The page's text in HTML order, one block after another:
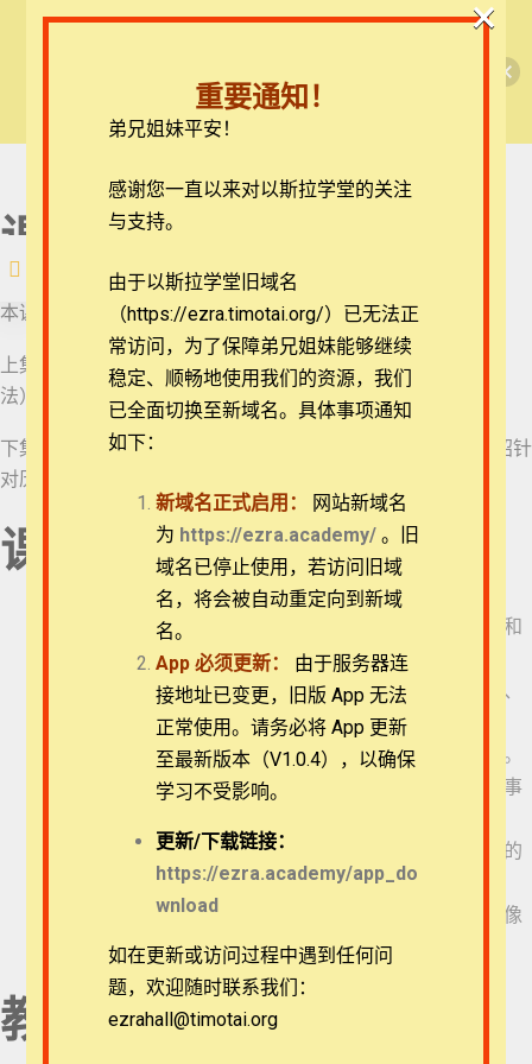
ezrahall@timotai.org
首页 新约 四福音书上集——导论（史特劳斯博士）
课前必读
课程简介
阅读书目
版权声明：课程中的所
有视频均受版权保护，
严禁翻录及下载等盗版
和侵权行为。个人选课
请勿公开放映，如需集
体学习请联系：
四福音书上集——导论
第1课：福音书是历史
文献 ｜27:40｜
第2课：福音书是叙述
文学（1）｜14:44｜
第3课：福音书是叙述
第4课：福音书是神学
作品｜13:52｜
第5课：为什么是四本
福音书，而不是一
本？｜23:58｜
第6课：课前灵修和前
课程概要
本课程着力学习并研究四本新约福音书。
上集：详细考查福音书的研究方法（历史-鉴别学和文学鉴别
法）、福音书的历史和文化背景。
下集：介绍每本福音书作者所描绘的不同的耶稣画像，并介绍针
对历史性的耶稣的研究。
课程目标
帮助学员对四福音书（马太福音、马可福音、路加福音和
约翰福音）中呈现的耶稣生平和教导有基本理解。
帮助学员理解福音书的关键点，包括每本书的文学体裁、
历史和文学背景、解经方法、布局、作者和特点。
帮助学员认识每一位福音书作者的独特贡献和神学观点。
教导学员解释福音书的技能，用于授课、讲道，及其他事
帮助学员了解与历史性的耶稣有关的问题和福音书历史的
使学员更好地理解耶稣基督的话和他的工作，成长得更像
他们的主和救主。
教授简介
退换政策
Copyright © 2022-2026 Timothy Training International,
重要通知！
弟兄姐妹平安！
感谢您一直以来对以斯拉学堂的关注
与支持。
由于以斯拉学堂旧域名
（https://ezra.timotai.org/）已无法正
常访问， 为了保障弟兄姐妹能够继续
稳定、顺畅地使用我们的资源，我们
已全面切换至新域名。具体事项通知
如下：
新域名正式启用：
网站新域名
为 https://ezra.academy/ 。旧
域名已停止使用，若访问旧域
名，将会被自动重定向到新域
名。
App必须更新：
由于服务器连
接地址已变更，旧版 App 无法
正常使用。请务必将 App 更新
至最新版本（V1.0.4），以确保
学习不受影响。
更新/下载链接：
https://ezra.academy/app_do
wnload
如在更新或访问过程中遇到任何问
题，欢迎随时联系我们：
ezrahall@timotai.org
×
查看课程